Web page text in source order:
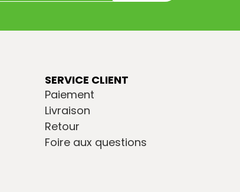
SERVICE CLIENT
Paiement
Livraison
Retour
Foire aux questions